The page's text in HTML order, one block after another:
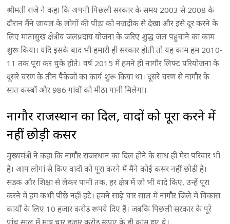
श्रीमती राजे ने कहा कि अपनी पिछली सरकार के समय 2003 से 2008 के
दौरान मैंने जायल के लोगों की पीड़ा को नजदीक से देखा और इसे दूर करने के
लिए मातासुख क्षेत्रीय जलप्रदाय योजना के जरिए शुद्ध जल पहुंचाने का काम
शुरू किया। यदि इसके बाद भी हमारी ही सरकार होती तो यह काम हम 2010-
11 तक पूरा कर चुके होते। वर्ष 2015 में हमने ही नागौर लिफ्ट परियोजना के
दूसरे चरण के तीन पैकेजों का कार्य शुरू किया था। दूसरे चरण से नागौर के
सात कस्बों और 986 गांवों को मीठा पानी मिलेगा।
नागौर राजस्थान का दिल, वादों को पूरा करने में
नहीं छोड़ी कसर
मुख्यमंत्री ने कहा कि नागौर राजस्थान का दिल होने के साथ ही मेरा परिवार भी
है। आप लोगां से किए वादों को पूरा करने में मैंने कोई कसर नहीं छोड़ी है।
सड़क और शिक्षा से लेकर पानी तक, हर क्षेत्र में जो भी वादे किए, उन्हें पूरा
करने में हम कभी पीछे नहीं हटे। हमने साढ़े चार साल में नागौर जिले में विकास
कार्यों के लिए 10 हजार करोड़ रूपये दिए हैं। जबकि पिछली सरकार के पूरे
पांच साल में मात्र चार हजार करोड़ रूपए के ही काम हुए थे।